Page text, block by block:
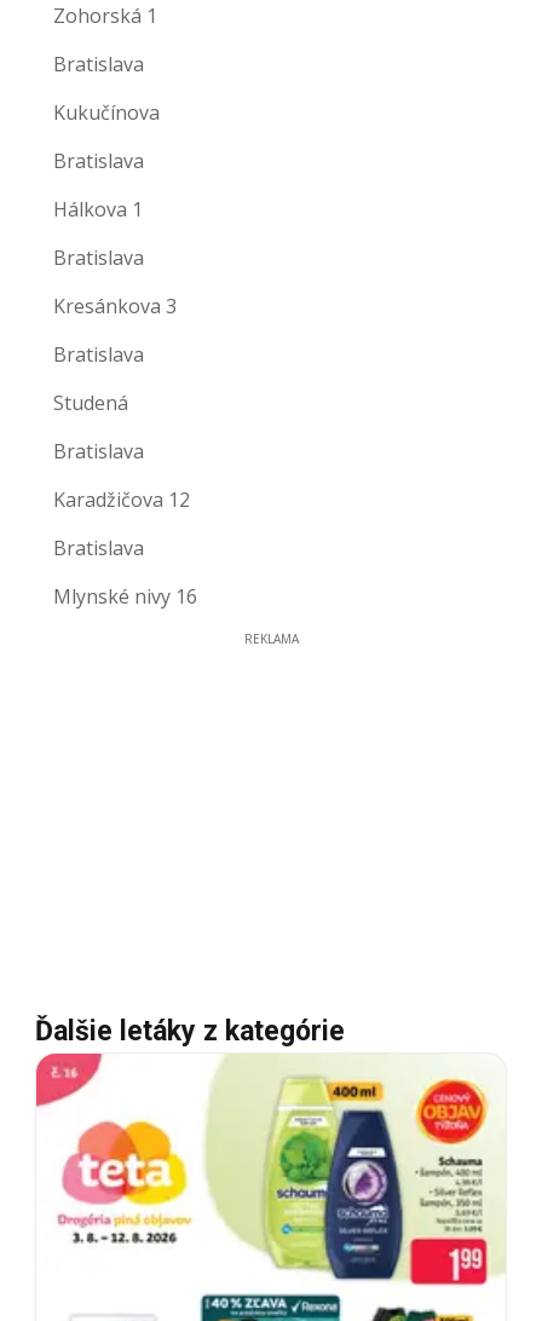
Zohorská 1
Bratislava
Kukučínova
Bratislava
Hálkova 1
Bratislava
Kresánkova 3
Bratislava
Studená
Bratislava
Karadžičova 12
Bratislava
Mlynské nivy 16
REKLAMA
Ďalšie letáky z kategórie